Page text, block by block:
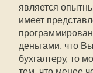
является
имеет
деньгами, что
бухгалтеру, то